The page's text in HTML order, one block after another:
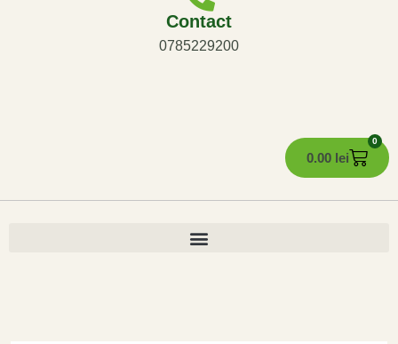
Contact
0785229200
0.00 lei
0